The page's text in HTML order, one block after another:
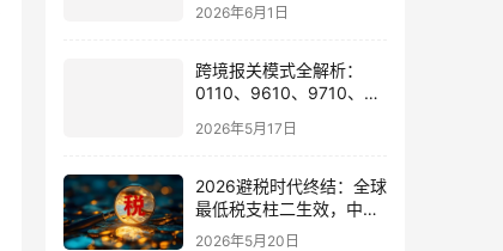
会有何影响
2026年6月1日
跨境报关模式全解析：
0110、9610、9710、
别与最佳应用场景
2026年5月17日
2026避税时代终结：全球
最低税支柱二生效，中国
企业家海外公司合规3大
2026年5月20日